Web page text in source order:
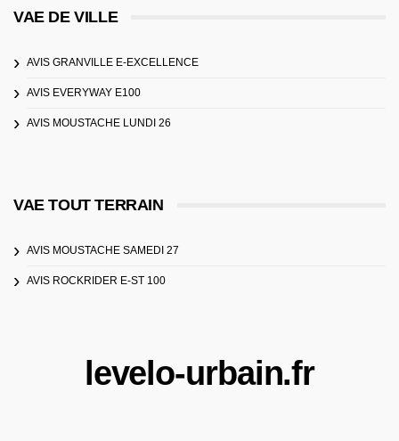
VAE DE VILLE
AVIS GRANVILLE E-EXCELLENCE
AVIS EVERYWAY E100
AVIS MOUSTACHE LUNDI 26
VAE TOUT TERRAIN
AVIS MOUSTACHE SAMEDI 27
AVIS ROCKRIDER E-ST 100
levelo-urbain.fr